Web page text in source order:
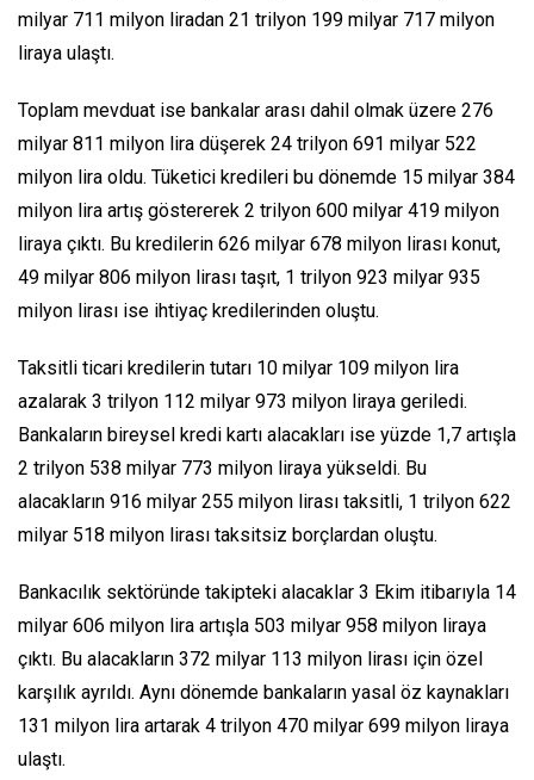
milyar 711 milyon liradan 21 trilyon 199 milyar 717 milyon
liraya ulaştı.
Toplam mevduat ise bankalar arası dahil olmak üzere 276
milyar 811 milyon lira düşerek 24 trilyon 691 milyar 522
milyon lira oldu. Tüketici kredileri bu dönemde 15 milyar 384
milyon lira artış göstererek 2 trilyon 600 milyar 419 milyon
liraya çıktı. Bu kredilerin 626 milyar 678 milyon lirası konut,
49 milyar 806 milyon lirası taşıt, 1 trilyon 923 milyar 935
milyon lirası ise ihtiyaç kredilerinden oluştu.
Taksitli ticari kredilerin tutarı 10 milyar 109 milyon lira
azalarak 3 trilyon 112 milyar 973 milyon liraya geriledi.
Bankaların bireysel kredi kartı alacakları ise yüzde 1,7 artışla
2 trilyon 538 milyar 773 milyon liraya yükseldi. Bu
alacakların 916 milyar 255 milyon lirası taksitli, 1 trilyon 622
milyar 518 milyon lirası taksitsiz borçlardan oluştu.
Bankacılık sektöründe takipteki alacaklar 3 Ekim itibarıyla 14
milyar 606 milyon lira artışla 503 milyar 958 milyon liraya
çıktı. Bu alacakların 372 milyar 113 milyon lirası için özel
karşılık ayrıldı. Aynı dönemde bankaların yasal öz kaynakları
131 milyon lira artarak 4 trilyon 470 milyar 699 milyon liraya
ulaştı.